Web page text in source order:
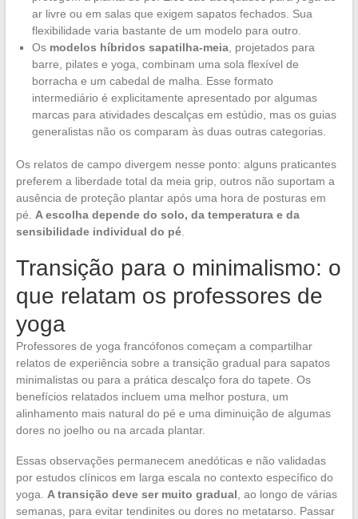
ar livre ou em salas que exigem sapatos fechados. Sua
flexibilidade varia bastante de um modelo para outro.
Os modelos híbridos sapatilha-meia, projetados para
barre, pilates e yoga, combinam uma sola flexível de
borracha e um cabedal de malha. Esse formato
intermediário é explicitamente apresentado por algumas
marcas para atividades descalças em estúdio, mas os guias
generalistas não os comparam às duas outras categorias.
Os relatos de campo divergem nesse ponto: alguns praticantes
preferem a liberdade total da meia grip, outros não suportam a
ausência de proteção plantar após uma hora de posturas em
pé. A escolha depende do solo, da temperatura e da
sensibilidade individual do pé.
Transição para o minimalismo: o
que relatam os professores de
yoga
Professores de yoga francófonos começam a compartilhar
relatos de experiência sobre a transição gradual para sapatos
minimalistas ou para a prática descalço fora do tapete. Os
benefícios relatados incluem uma melhor postura, um
alinhamento mais natural do pé e uma diminuição de algumas
dores no joelho ou na arcada plantar.
Essas observações permanecem anedóticas e não validadas
por estudos clínicos em larga escala no contexto específico do
yoga. A transição deve ser muito gradual, ao longo de várias
semanas, para evitar tendinites ou dores no metatarso. Passar